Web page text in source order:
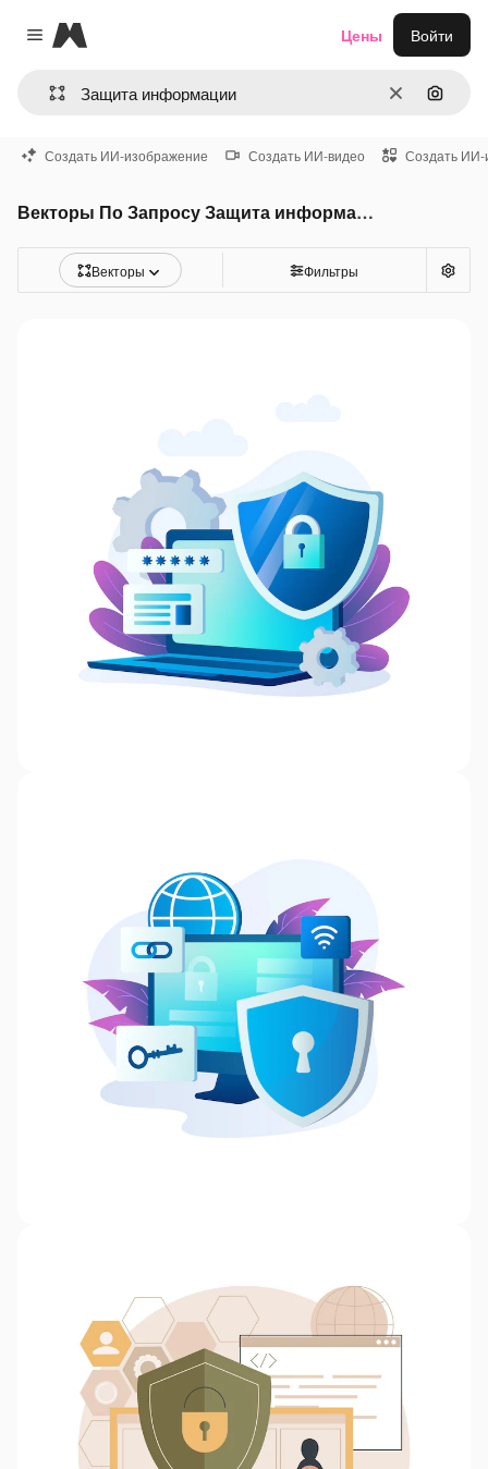
Close menu
Magnific
ОчиститьПоиск
Цены Войти
Создать ИИ-изображение Создать ИИ-видео Создать ИИ-
Векторы По Запросу Защита информации
Векторы Фильтры